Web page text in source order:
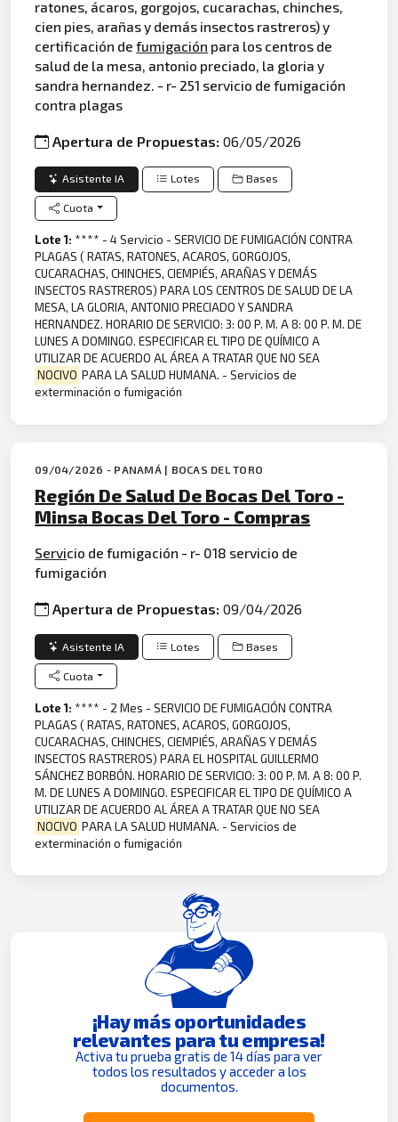
ratones, ácaros, gorgojos, cucarachas, chinches,
cien pies, arañas y demás insectos rastreros) y
certificación defumigación para los centros de
salud de la mesa, antonio preciado, la gloria y
sandra hernandez. - r- 251 servicio de fumigación
contra plagas
Apertura de Propuestas:06/05/2026
Asistente IA Lotes Bases
Cuota
Lote 1: **** - 4 Servicio - SERVICIO DE FUMIGACIÓN CONTRA
PLAGAS ( RATAS, RATONES, ACAROS, GORGOJOS,
CUCARACHAS, CHINCHES, CIEMPIÉS, ARAÑAS Y DEMÁS
INSECTOS RASTREROS) PARA LOS CENTROS DE SALUD DE LA
MESA, LA GLORIA, ANTONIO PRECIADO Y SANDRA
HERNANDEZ. HORARIO DE SERVICIO: 3: 00 P. M. A 8: 00 P. M. DE
LUNES A DOMINGO. ESPECIFICAR EL TIPO DE QUÍMICO A
UTILIZAR DE ACUERDO AL ÁREA A TRATAR QUE NO SEA
NOCIVO PARA LA SALUD HUMANA. - Servicios de
exterminación o fumigación
09/04/2026 - PANAMÁ | BOCAS DEL TORO
Región De Salud De Bocas Del Toro -
Minsa Bocas Del Toro - Compras
Servicio de fumigación - r- 018 servicio de
fumigación
Apertura de Propuestas:09/04/2026
Asistente IA Lotes Bases
Cuota
Lote 1: **** - 2 Mes - SERVICIO DE FUMIGACIÓN CONTRA
PLAGAS ( RATAS, RATONES, ACAROS, GORGOJOS,
CUCARACHAS, CHINCHES, CIEMPIÉS, ARAÑAS Y DEMÁS
INSECTOS RASTREROS) PARA EL HOSPITAL GUILLERMO
SÁNCHEZ BORBÓN. HORARIO DE SERVICIO: 3: 00 P. M. A 8: 00 P.
M. DE LUNES A DOMINGO. ESPECIFICAR EL TIPO DE QUÍMICO A
UTILIZAR DE ACUERDO AL ÁREA A TRATAR QUE NO SEA
NOCIVO PARA LA SALUD HUMANA. - Servicios de
exterminación o fumigación
¡Hay más oportunidades
relevantes para tu empresa!
Activa tu prueba gratis de 14 días para ver
todos los resultados y acceder a los
documentos.